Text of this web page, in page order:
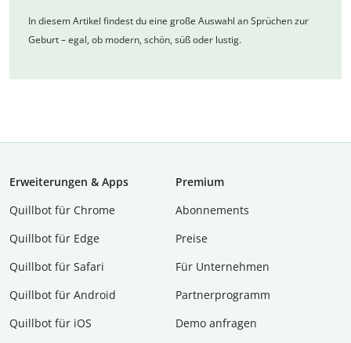
In diesem Artikel findest du eine große Auswahl an Sprüchen zur
Geburt – egal, ob modern, schön, süß oder lustig.
Erweiterungen & Apps
Quillbot für Chrome
Quillbot für Edge
Quillbot für Safari
Quillbot für Android
Quillbot für iOS
Premium
Abon­ne­ments
Preise
Für Unternehmen
Partnerprogramm
Demo anfragen